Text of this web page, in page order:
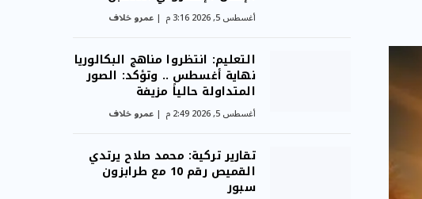
أغسطس 5, 2026 3:16 م عمرو خلاف
التعليم: انتظروا مناهج البكالوريا
نهاية أغسطس .. وتؤكد: الصور
المتداولة حالياً مزيفة
أغسطس 5, 2026 2:49 م عمرو خلاف
تقارير تركية: محمد صلاح يرتدي
القميص رقم 10 مع طرابزون
سبور